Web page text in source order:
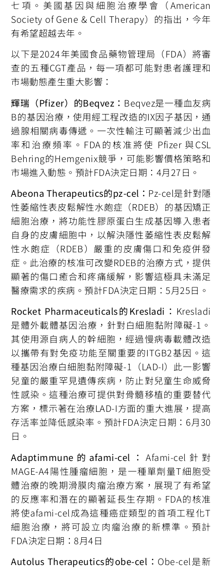
七項。美國基因與細胞治療學會（American
Society of Gene & Cell Therapy）的指出，今年
有希望超越去年。
以下是2024年美國食品藥物管理局（FDA）將審
查的五種CGT產品，每一項都可能對患者護理和
市場動態產生重大影響：
輝瑞（Pfizer）的Beqvez： Beqvez是一種血友病
B的基因治療，使用經工程改造的IX因子基因，通
過腺相關病毒傳遞。一次性輸注可顯著減少出血
率和治療頻率。FDA的核准將使 Pfizer 與CSL
Behring的Hemgenix競爭，可能影響價格策略和
市場進入動態。預計FDA決定日期：4月27日。
Abeona Therapeutics的pz-cel： Pz-cel是針對隱
性萎縮性表皮鬆解性水皰症（RDEB）的基因矯正
細胞治療，將功能性膠原蛋白生成基因導入患者
自身的皮膚細胞中，以解決隱性萎縮性表皮鬆解
性水皰症（RDEB）嚴重的皮膚傷口和免疫併發
症。此治療的核准可改變RDEB的治療方式，提供
顯著的傷口癒合和疼痛緩解，影響這極具未滿足
醫療需求的疾病。預計FDA決定日期：5月25日。
Rocket Pharmaceuticals的Kresladi： Kresladi
是體外載體基因治療，針對白細胞黏附障礙-1。
其使用源自病人的幹細胞，經過慢病毒載體改造
以攜帶有對免疫功能至關重要的ITGB2基因。這
種基因治療白細胞黏附障礙-1（LAD-I）此一影響
兒童的嚴重罕見遺傳疾病，防止對兒童生命威脅
性感染。這種治療可提供對骨髓移植的重要替代
方案，標示著在治療LAD-I方面的重大進展，提高
存活率並降低感染率。預計FDA決定日期：6月30
日。
Adaptimmune的afami-cel：Afami-cel針對
MAGE-A4陽性腫瘤細胞，是一種單劑量T細胞受
體治療的晚期滑膜肉瘤治療方案，展現了有希望
的反應率和潛在的顯著延長生存期。FDA的核准
將使afami-cel成為這種癌症類型的首項工程化T
細胞治療，將可設立肉瘤治療的新標準。預計
FDA決定日期：8月4日
Autolus Therapeutics的obe-cel： Obe-cel是新